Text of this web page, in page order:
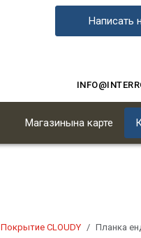
Написать
Магазинына карте
Покрытие CLOUDY Планка